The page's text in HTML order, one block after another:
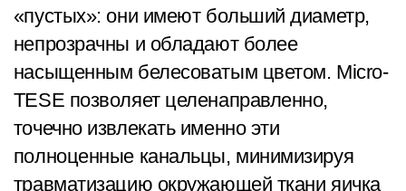
«пустых»: они имеют больший диаметр,
непрозрачны и обладают более
насыщенным белесоватым цветом. Micro-
TESE позволяет целенаправленно,
точечно извлекать именно эти
полноценные канальцы, минимизируя
травматизацию окружающей ткани яичка